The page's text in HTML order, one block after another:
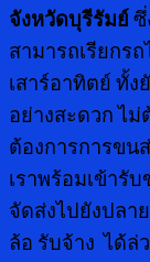
จังหวัดบุรีรัมย์ ซึ่
สามารถเรียกร
เสาร์อาทิตย์ ทั้ง
อย่างสะดวก ไ
ต้องการการขน
เราพร้อมเข้ารั
จัดส่งไปยังปลา
ล้อ รับจ้าง ได้ล่